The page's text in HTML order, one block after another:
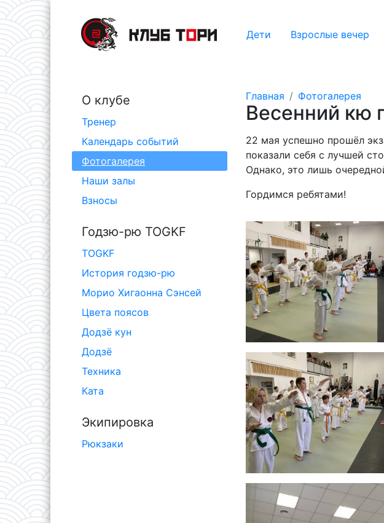
Дети Взрослые вечер
О клубе
Тренер
Календарь событий
Фотогалерея
Наши залы
Взносы
Годзю-рю TOGKF
TOGKF
История годзю-рю
Морио Хигаонна Сэнсей
Цвета поясов
Додзё кун
Додзё
Техника
Ката
Экипировка
Рюкзаки
Главная Фотогалерея
Весенний кю
22 мая успешно прошёл
показали себя с лучшей
Однако, это лишь
Гордимся ребятами!